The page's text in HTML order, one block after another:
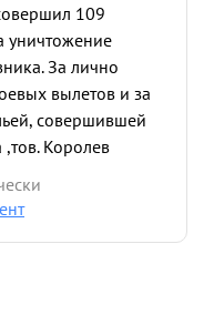
109
уничтожение
За лично
вылетов и за
совершившей
Королев
орденом
и орденом
еще 63